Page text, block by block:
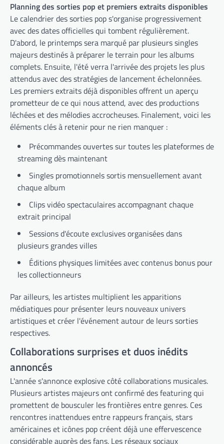
Planning des sorties pop et premiers extraits disponibles
Le calendrier des sorties pop s'organise progressivement
avec des dates officielles qui tombent régulièrement.
D'abord, le printemps sera marqué par plusieurs singles
majeurs destinés à préparer le terrain pour les albums
complets. Ensuite, l'été verra l'arrivée des projets les plus
attendus avec des stratégies de lancement échelonnées.
Les premiers extraits déjà disponibles offrent un aperçu
prometteur de ce qui nous attend, avec des productions
léchées et des mélodies accrocheuses. Finalement, voici les
éléments clés à retenir pour ne rien manquer :
Précommandes ouvertes sur toutes les plateformes de
streaming dès maintenant
Singles promotionnels sortis mensuellement avant
chaque album
Clips vidéo spectaculaires accompagnant chaque
extrait principal
Sessions d'écoute exclusives organisées dans
plusieurs grandes villes
Éditions physiques limitées avec contenus bonus pour
les collectionneurs
Par ailleurs, les artistes multiplient les apparitions
médiatiques pour présenter leurs nouveaux univers
artistiques et créer l'événement autour de leurs sorties
respectives.
Collaborations surprises et duos inédits
annoncés
L'année s'annonce explosive côté collaborations musicales.
Plusieurs artistes majeurs ont confirmé des featuring qui
promettent de bousculer les frontières entre genres. Ces
rencontres inattendues entre rappeurs français, stars
américaines et icônes pop créent déjà une effervescence
considérable auprès des fans. Les réseaux sociaux